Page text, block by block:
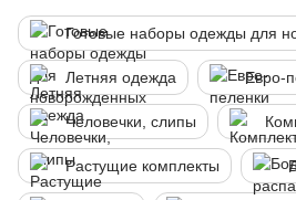
Готовые наборы одежды для
Летняя одежда Евро-
Человечки, слипы
Растущие комплекты